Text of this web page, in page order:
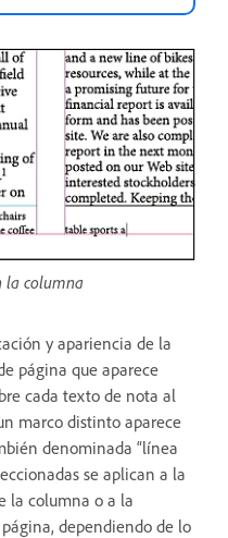
la columna
y apariencia de la
página que aparece
cada texto de nota al
marco distinto aparece
denominada “línea
se aplican a la
la columna o a la
dependiendo de lo